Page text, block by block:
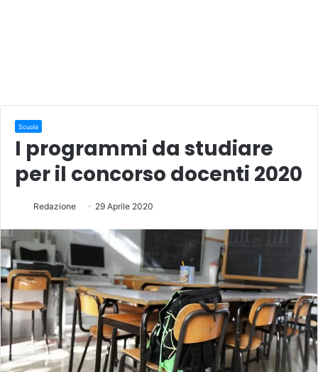
Scuola
I programmi da studiare
per il concorso docenti 2020
Redazione 29 Aprile 2020